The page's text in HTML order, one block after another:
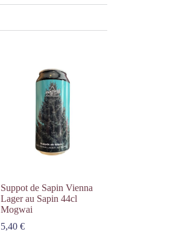
Suppot de Sapin Vienna
Lager au Sapin 44cl
Mogwai
5,40€